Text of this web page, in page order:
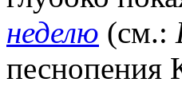
неделю (см.:
песнопения